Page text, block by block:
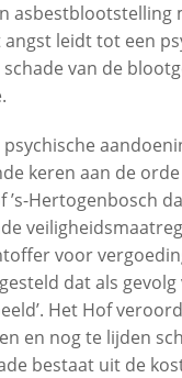
leidt tot een
van de
keren aan de
’s-Hertogenbosch
voor
dat als
Het Hof
en nog te lijden
bestaat uit de